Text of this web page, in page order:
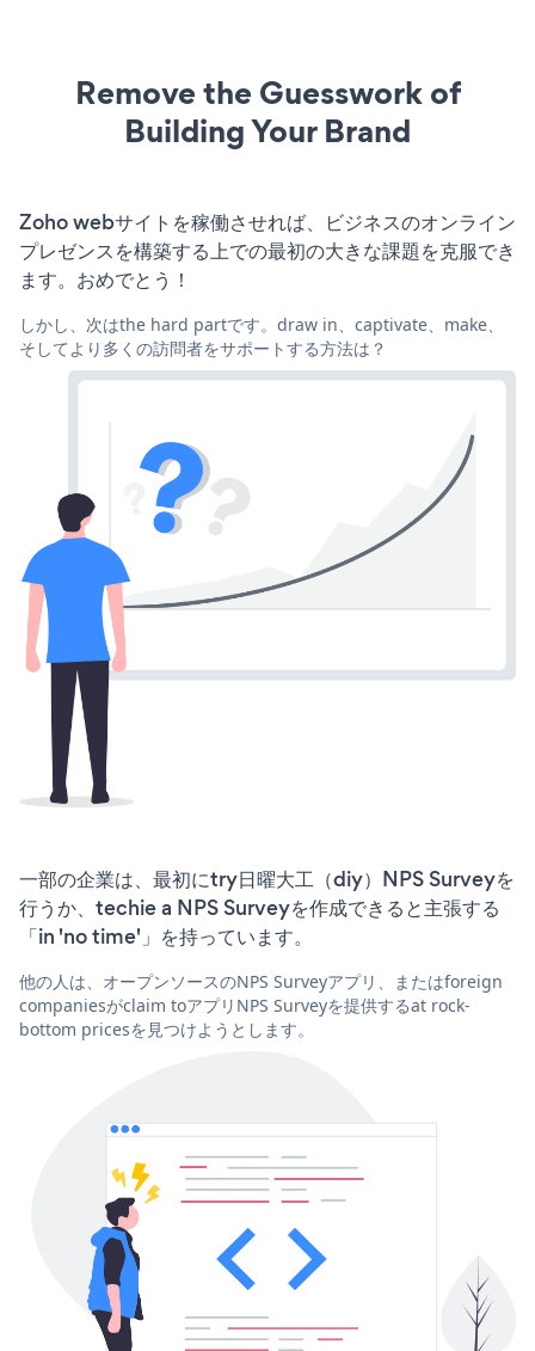
Remove the Guesswork of
Building Your Brand
Zoho webサイトを稼働させれば、ビジネスのオンライン
プレゼンスを構築する上での最初の大きな課題を克服でき
ます。おめでとう！
しかし、次はthe hard partです。draw in、captivate、make、
そしてより多くの訪問者をサポートする方法は？
一部の企業は、最初にtry日曜大工（diy）NPS Surveyを
行うか、techie a NPS Surveyを作成できると主張する
「in 'no time'」を持っています。
他の人は、オープンソースのNPS Surveyアプリ、またはforeign
companiesがclaim toアプリNPS Surveyを提供するat rock-
bottom pricesを見つけようとします。